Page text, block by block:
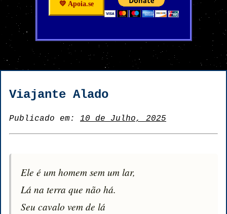
💛 Apoia.se
Viajante Alado
Publicado em: 10 de Julho, 2025
Ele é um homem sem um lar,
Lá na terra que não há.
Seu cavalo vem de lá